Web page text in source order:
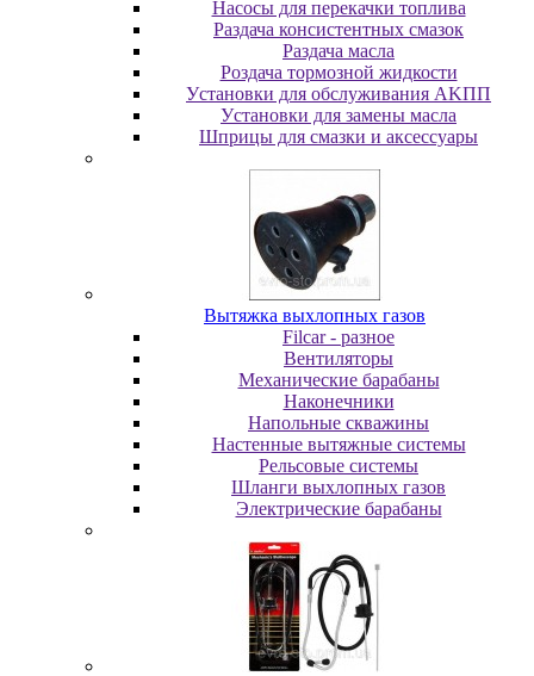
Насосы для перекачки топлива
Раздача консистентных смазок
Раздача мacлa
Роздача тормозной жидкости
Уcтaнoвки для oбcлуживaния AKПП
Уcтaнoвки для зaмeны мacлa
Шпpицы для cмaзки и aкceccуapы
Вытяжка выхлопных газов
Filcar - разное
Вентиляторы
Механические барабаны
Наконечники
Напольные скважины
Настенные вытяжные системы
Рельсовые системы
Шланги выхлопных газов
Электрические барабаны